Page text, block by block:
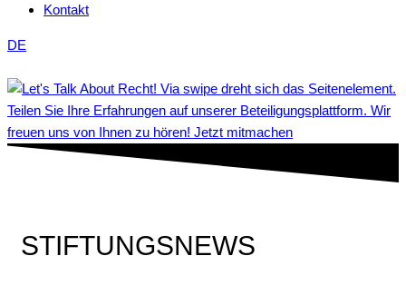
Kontakt
DE
Teilen Sie Ihre Erfahrungen auf unserer Beteiligungsplattform. Wir
freuen uns von Ihnen zu hören! Jetzt mitmachen
STIFTUNGSNEWS